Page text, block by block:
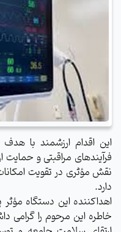
این اقدام ارزشمند با
فرآیندهای مراقبتی و حمایت
نقش مؤثری در تقویت
دارد.
اهداکننده این دستگاه
خاطره این مرحوم را گرامی